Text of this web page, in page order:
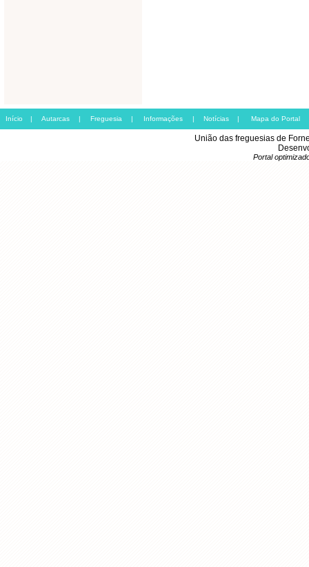
Início | Autarcas | Freguesia | Informações | Notícias | Mapa do Portal
União das freguesias de
Portal